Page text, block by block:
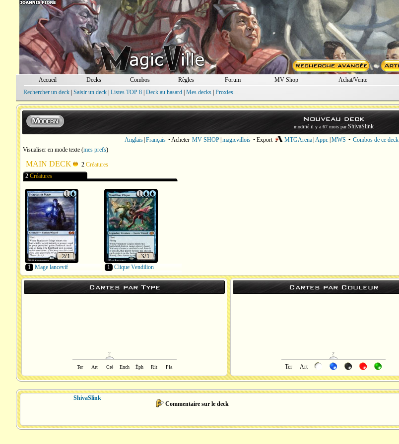
Accueil Decks Combos Règles Forum MV Shop Achat/Vente
Rechercher un deck| Saisir un deck| Listes TOP 8| Deck au hasard| Mes decks| Proxies
Nouveau deck
modifié il y a 67 mois parShivaSlink
Anglais Français • Acheter MV SHOP magicvillois • Export MTGArena Appr. MWS • Combos de ce deck
Visualiser en mode texte (mes prefs)
MAIN DECK 2 Créatures
2 Créatures
1 Mage lancevif 1 Clique Vendilion
Cartes par Type
2
Ter Art Cré Ench Éph Rit Pla
Cartes par Couleur
2
Ter Art
ShivaSlink
Commentaire sur le deck